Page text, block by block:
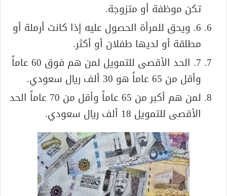
تكن موظفة أو متزوجة.
6. ويحق للمرأة الحصول عليه إذا كانت أرملة أو
مطلقة أو لديها طفلان أو أكثر.
7. الحد الأقصى للتمويل لمن هم فوق 60 عاماً
وأقل من 65 عاماً هو 30 ألف ريال سعودي.
لمن هم أكبر من 65 عاماً وأقل من 70 عاماً الحد
الأقصى للتمويل 18 ألف ريال سعودي.